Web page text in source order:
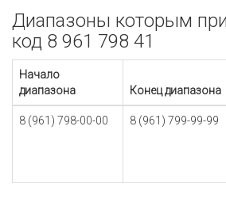
Диапазоны которым
код 8 961 798 41
Начало
диапазона
Конец диапазона
8 (961) 798-00-00 8 (961) 799-99-99